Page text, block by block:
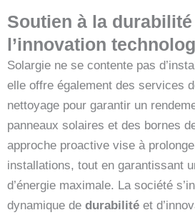
Soutien à la
l’innovation
Solargie ne se contente pas
elle offre également des services
nettoyage pour garantir un
panneaux solaires et des bornes
approche proactive vise à
installations, tout en garantissant
d’énergie maximale. La société
dynamique de durabilité et